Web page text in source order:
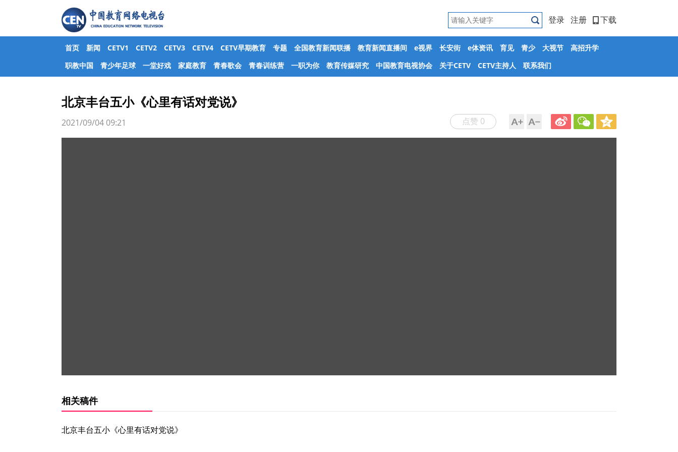
登录 注册 下载
首页 新闻 CETV1 CETV2 CETV3 CETV4 CETV早期教育 专题 全国教育新闻联播 教育新闻直播间 e视界 长安街 e体资讯 育见 青少 大视节
高招升学
职教中国
青少年足球 一堂好戏 家庭教育 青春歌会 青春训练营 一职为你 教育传媒研究 中国教育电视协会 关于CETV CETV主持人 联系我们
北京丰台五小《心里有话对党说》
点赞 0
2021/09/04 09:21
相关稿件
北京丰台五小《心里有话对党说》